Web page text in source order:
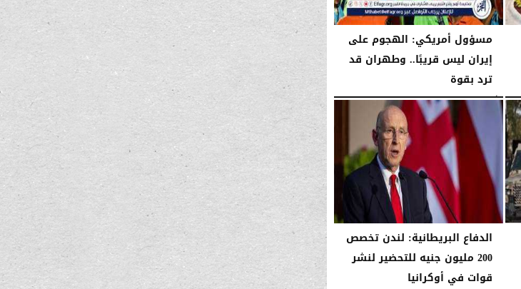
مسؤول أمريكي: الهجوم على
إيران ليس قريبًا.. وطهران قد
ترد بقوة
الأربعاء، 14 يناير 2026 03:39 صـ
الدفاع البريطانية: لندن تخصص
200 مليون جنيه للتحضير لنشر
قوات في أوكرانيا